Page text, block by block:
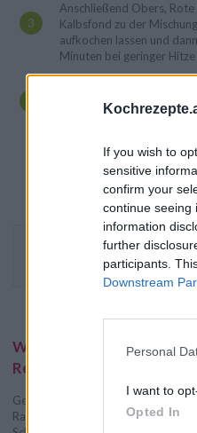
If you wish to
sensitive
confirm your
continue seeing
information
further
participants.
Downstream
Personal
I want to
Opted In
Anschließend Obers, Rote
Kalbsfond zu der
aufkochen lassen und
Minuten bei geringer Hitze
so bleibt die Farbe
als Garnierung sofort
Die Radieschensuppe noch
geriebenen Kren servieren.
Weitere interessante
Rezeptsammlungen
Gemüse Rezepte Leckere Rezepte
Radieschen Rezepte
/